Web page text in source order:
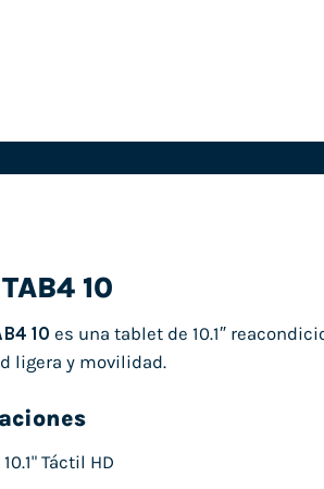
10
10 es una tablet de 10.1″
ligera y movilidad.
10.1" Táctil HD